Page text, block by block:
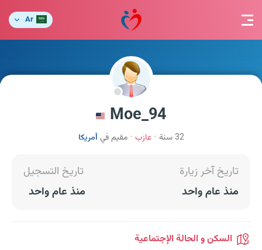
Ar
Moe_94
32 سنة عازب مقيم في أمريكا
تاريخ آخر زيارة
منذ عام واحد
تاريخ التسجيل
منذ عام واحد
السكن و الحالة الإجتماعية